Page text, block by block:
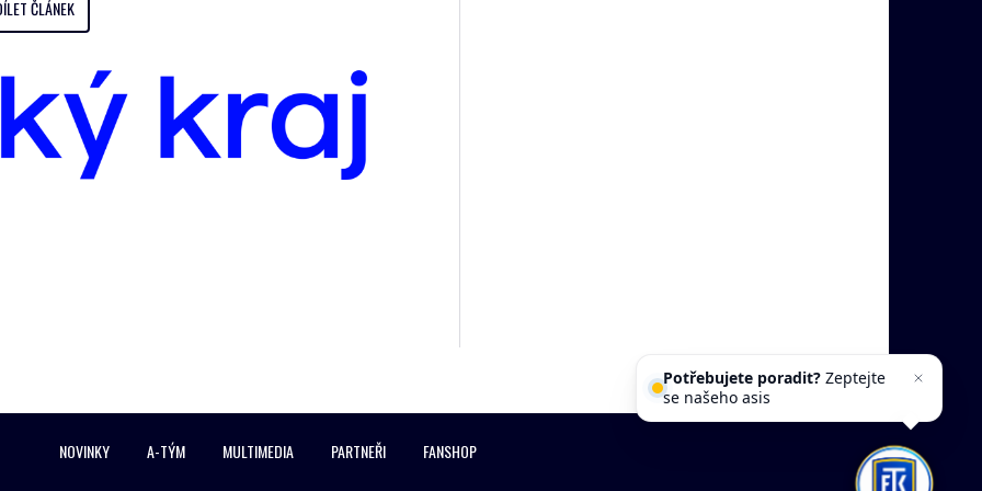
ČLÁNEK
NOVINKY A-TÝM MULTIMEDIA PARTNEŘI FANSHOP
Potřebujete poradit?Zeptejte
se našeho asistenta